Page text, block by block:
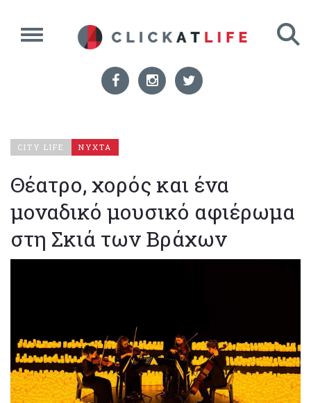
CITY LIFE ΝΥΧΤΑ
Θέατρο, χορός και ένα
μοναδικό μουσικό αφιέρωμα
στη Σκιά των Βράχων